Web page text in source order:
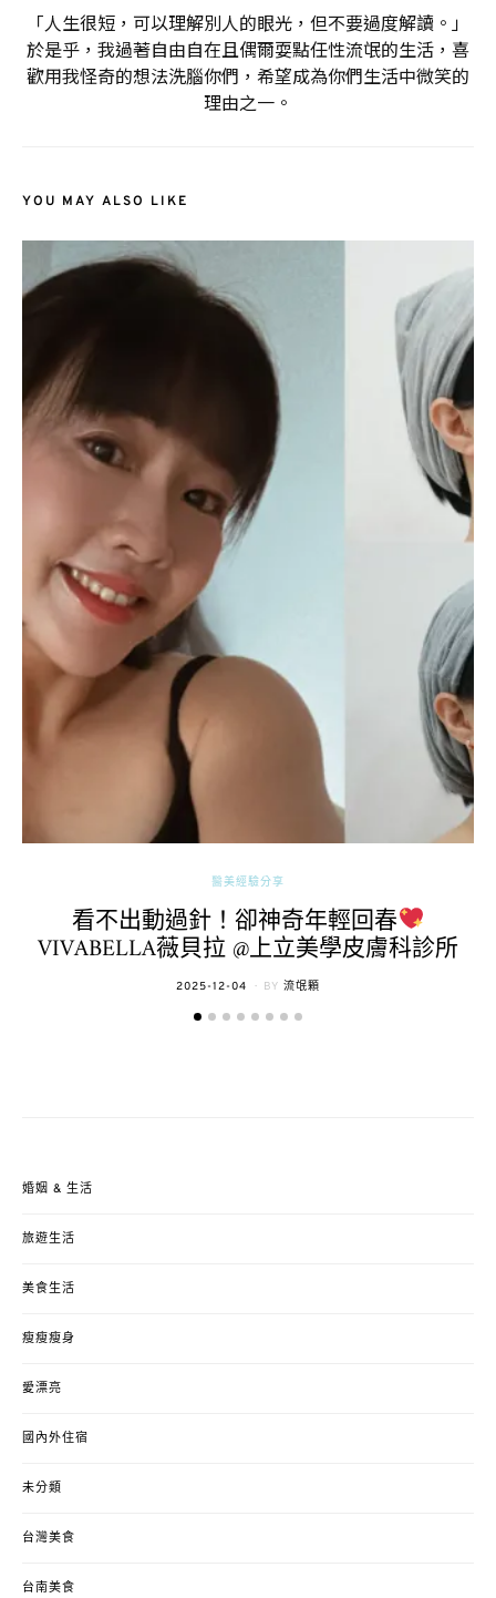
「人生很短，可以理解別人的眼光，但不要過度解讀。」
於是乎，我過著自由自在且偶爾耍點任性流氓的生活，喜
歡用我怪奇的想法洗腦你們，希望成為你們生活中微笑的
理由之一。
YOU MAY ALSO LIKE
醫美經驗分享
看不出動過針！卻神奇年輕回春
VIVABELLA薇貝拉 @上立美學皮膚科診所
POSTED
2025-12-04 BY 流氓顆
婚姻 & 生活
旅遊生活
美食生活
瘦瘦瘦身
愛漂亮
國內外住宿
未分類
台灣美食
台南美食